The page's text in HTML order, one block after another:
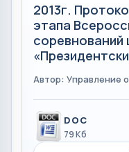
2013г.
этапа
соревнований
Автор: Управление
DOC
79 Кб